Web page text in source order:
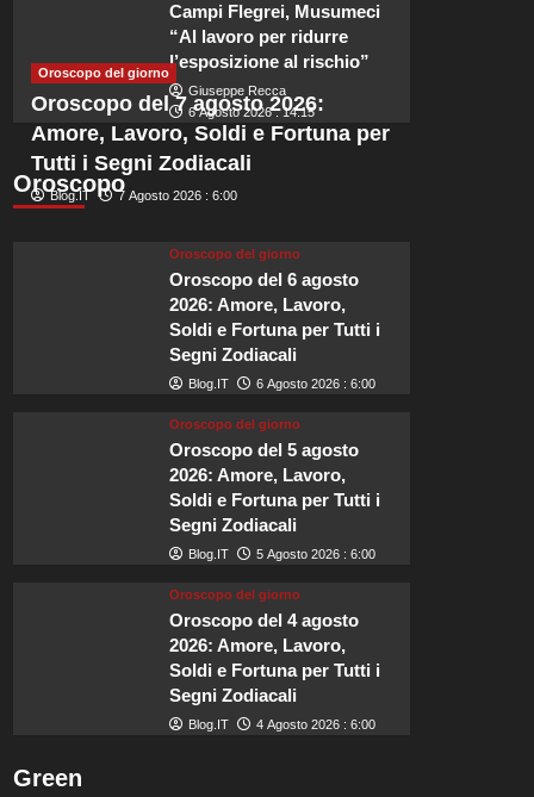
Naviga tra i maestosi alberi delle barche nel porto e passeggia tra le
mura della città. Qui potrai...
Leggi tutto Leggi
di
più
su
La
meravigliosa
Campi Flegrei, Musumeci
“Al lavoro per ridurre
l’esposizione al rischio”
Giuseppe Recca
6 Agosto 2026 : 14:15
Oroscopo
Oroscopo del giorno
Oroscopo del 7 agosto 2026:
Amore, Lavoro, Soldi e Fortuna per
Tutti i Segni Zodiacali
Blog.IT 7 Agosto 2026 : 6:00
Oroscopo del giorno
Oroscopo del 6 agosto
2026: Amore, Lavoro,
Soldi e Fortuna per Tutti i
Segni Zodiacali
Blog.IT 6 Agosto 2026 : 6:00
Oroscopo del giorno
Oroscopo del 5 agosto
2026: Amore, Lavoro,
Soldi e Fortuna per Tutti i
Segni Zodiacali
Blog.IT 5 Agosto 2026 : 6:00
Oroscopo del giorno
Oroscopo del 4 agosto
2026: Amore, Lavoro,
Soldi e Fortuna per Tutti i
Segni Zodiacali
Blog.IT 4 Agosto 2026 : 6:00
Green